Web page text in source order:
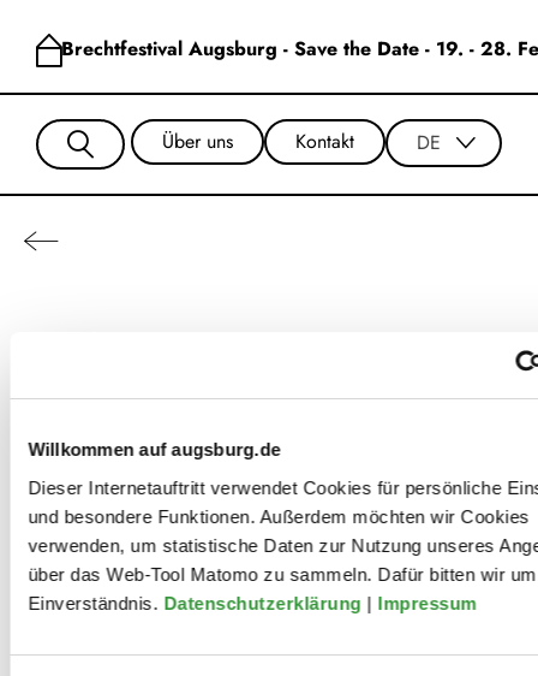
Willkommen auf augsburg.de
Dieser Internetauftritt verwendet Cookies für persönliche
und besondere Funktionen. Außerdem möchten wir Cookies
verwenden, um statistische Daten zur Nutzung unseres
über das Web-Tool Matomo zu sammeln. Dafür bitten wir
Einverständnis. Datenschutzerklärung | Impressum
Brechtfestival Augsburg - Save the Date - 19. - 28.
Über uns Kontakt DE
Elisabeth
Englmüller